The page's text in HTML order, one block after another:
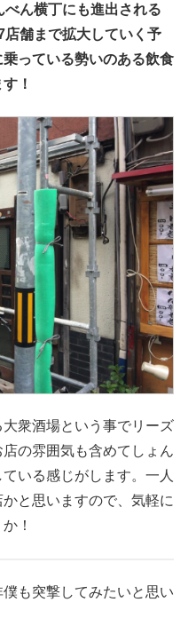
ん横丁にも進出される
舗まで拡大していく予
っている勢いのある飲食
！
衆酒場という事でリーズ
の雰囲気も含めてしょん
いる感じがします。一人
と思いますので、気軽に
！
も突撃してみたいと思い